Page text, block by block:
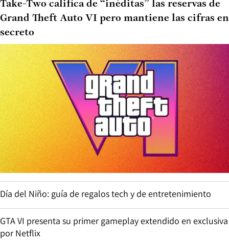
Take-Two califica de “inéditas” las reservas de
Grand Theft Auto VI pero mantiene las cifras en
secreto
Día del Niño: guía de regalos tech y de entretenimiento
GTA VI presenta su primer gameplay extendido en exclusiva
por Netflix